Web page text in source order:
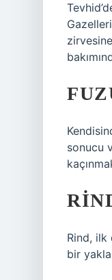
sonucu
Rind, ilk
bir